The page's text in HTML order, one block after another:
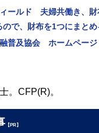
ールド 夫婦共働き、
ので、財布を1つにまと
普及協会 ホームページ
。CFP(R)。
【PR】